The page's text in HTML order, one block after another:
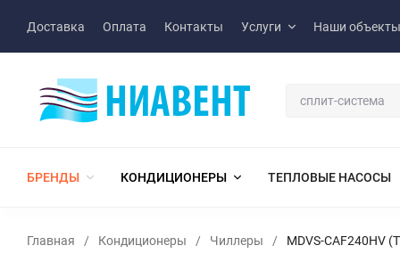
Доставка Оплата Контакты Услуги Наши объекты
БРЕНДЫ КОНДИЦИОНЕРЫ ТЕПЛОВЫЕ НАСОСЫ
Главная / Кондиционеры / Чиллеры / MDVS-CAF240HV